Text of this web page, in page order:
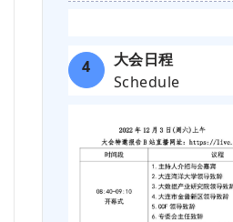
4
大会日程
Schedule